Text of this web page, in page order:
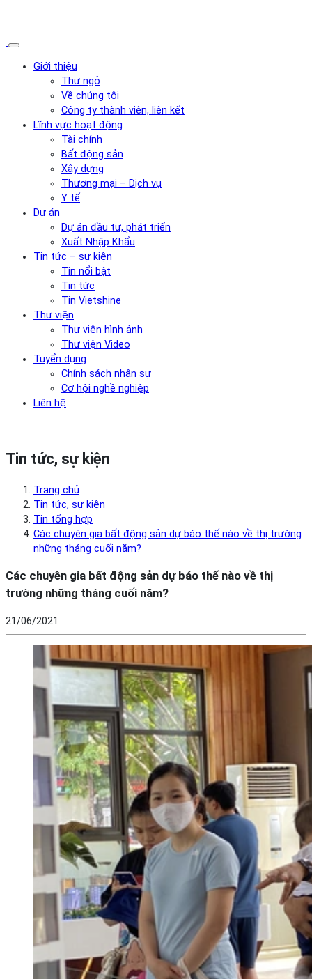
Giới thiệu
Thư ngỏ
Về chúng tôi
Công ty thành viên, liên kết
Lĩnh vực hoạt động
Tài chính
Bất động sản
Xây dựng
Thương mại – Dịch vụ
Y tế
Dự án
Dự án đầu tư, phát triển
Xuất Nhập Khẩu
Tin tức – sự kiện
Tin nổi bật
Tin tức
Tin Vietshine
Thư viện
Thư viện hình ảnh
Thư viện Video
Tuyển dụng
Chính sách nhân sự
Cơ hội nghề nghiệp
Liên hệ
Tin tức, sự kiện
Trang chủ
Tin tức, sự kiện
Tin tổng hợp
Các chuyên gia bất động sản dự báo thế nào về thị trường
những tháng cuối năm?
Các chuyên gia bất động sản dự báo thế nào về thị
trường những tháng cuối năm?
21/06/2021